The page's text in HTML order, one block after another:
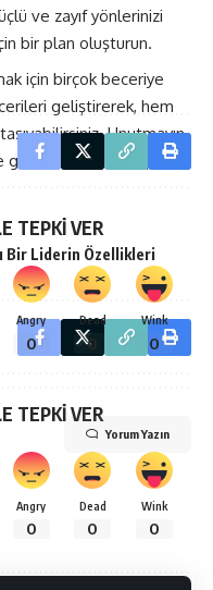
ve zayıf yönlerinizi
bir plan oluşturun.
için birçok beceriye
geliştirerek, hem
Unutmayın,
gerektiren bir süreçtir.
Bir Liderin Özellikleri
TEPKİ VER
Angry
0
Dead
0
Wink
0
TEPKİ VER
Angry
0
Dead
0
Wink
0
Yorum Yazın